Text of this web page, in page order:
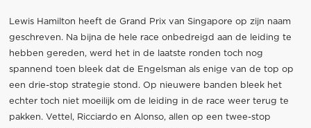
Lewis Hamilton heeft de Grand Prix van Singapore op zijn naam
geschreven. Na bijna de hele race onbedreigd aan de leiding te
hebben gereden, werd het in de laatste ronden toch nog
spannend toen bleek dat de Engelsman als enige van de top op
een drie-stop strategie stond. Op nieuwere banden bleek het
echter toch niet moeilijk om de leiding in de race weer terug te
pakken. Vettel, Ricciardo en Alonso, allen op een twee-stop